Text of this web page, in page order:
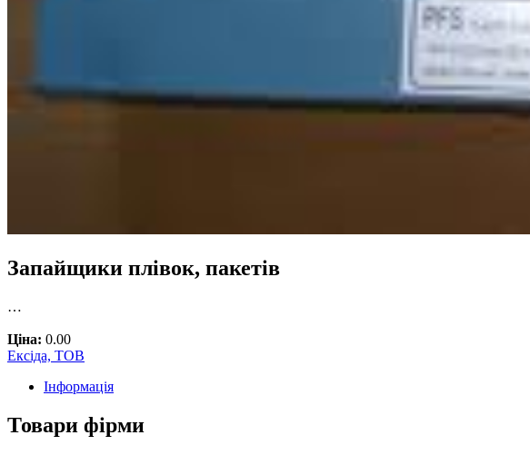
Запайщики плівок, пакетів
…
Ціна: 0.00
Ексіда, ТОВ
Інформація
Товари фірми